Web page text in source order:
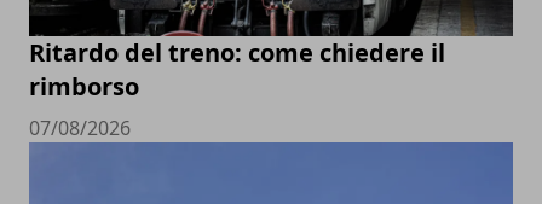
Ritardo del treno: come chiedere il
rimborso
07/08/2026